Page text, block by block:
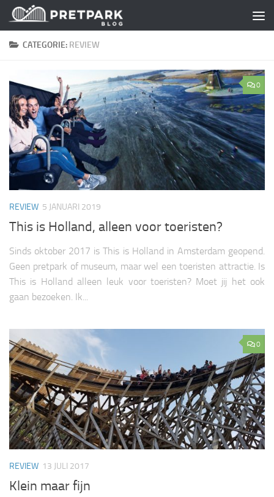
Skip to content
CATEGORIE: REVIEW
0
REVIEW 5 JANUARI 2019
This is Holland, alleen voor toeristen?
Sinds oktober 2017 is This is Holland in Amsterdam geopend.
Geen pretpark of museum, maar wel een toeristen attractie. Is
This is Holland alleen leuk voor toeristen? Moet jij het ook
gaan bezoeken. Ik...
0
REVIEW 13 JULI 2017
Klein maar fijn